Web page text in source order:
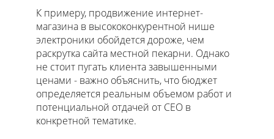
К примеру, продвижение интернет-
магазина в высококонкурентной нише
электроники обойдется дороже, чем
раскрутка сайта местной пекарни. Однако
не стоит пугать клиента завышенными
ценами - важно объяснить, что бюджет
определяется реальным объемом работ и
потенциальной отдачей от СЕО в
конкретной тематике.